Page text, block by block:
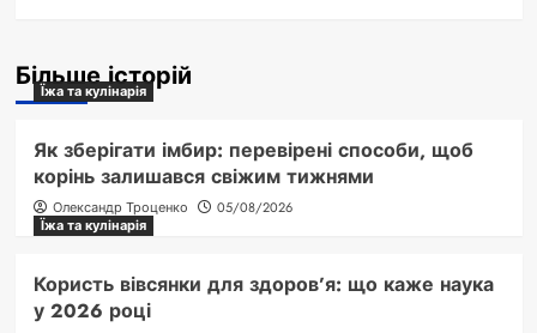
Більше історій
Їжа та кулінарія
Як зберігати імбир: перевірені способи, щоб
корінь залишався свіжим тижнями
Олександр Троценко
05/08/2026
Їжа та кулінарія
Користь вівсянки для здоров’я: що каже наука
у 2026 році